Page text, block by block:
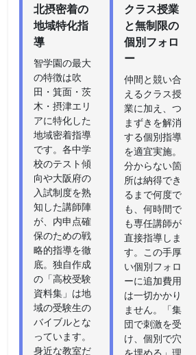
北摂密着の
地域特化指
導
智学園の最大
の特徴は吹
田・箕面・茨
木・摂津エリ
アに特化した
地域密着指導
です。各中学
校のテスト傾
向や大阪府の
入試制度を熟
知した講師陣
が、内申点確
保のための戦
略的指導を徹
底。独自作成
の「高校受験
資料集」は地
域の受験生の
バイブルとな
っています。
身近な教室だ
クラス授業
と無制限の
個別フォロ
ー
仲間と競い合
えるクラス授
業に加え、つ
まずきを解消
する個別指導
を適宜実施。
分からない箇
所は納得でき
るまで何度で
も、何時間で
も専任講師が
直接指導しま
す。この手厚
い個別フォロ
ーに追加費用
は一切かかり
ません。「集
団で刺激を受
け、個別で穴
を埋める」理